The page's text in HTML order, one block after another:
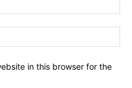
in this browser for the